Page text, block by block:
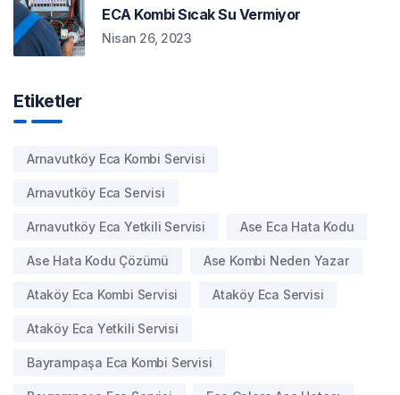
ECA Kombi Sıcak Su Vermiyor
Nisan 26, 2023
Etiketler
Arnavutköy Eca Kombi Servisi
Arnavutköy Eca Servisi
Arnavutköy Eca Yetkili Servisi Ase Eca Hata Kodu
Ase Hata Kodu Çözümü Ase Kombi Neden Yazar
Ataköy Eca Kombi Servisi Ataköy Eca Servisi
Ataköy Eca Yetkili Servisi
Bayrampaşa Eca Kombi Servisi